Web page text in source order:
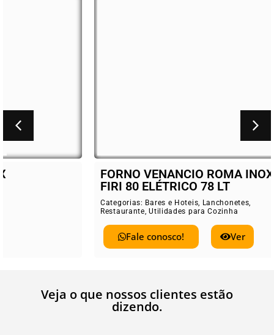
FORNO VENANCIO ROMA INOX
FIRI 80 ELÉTRICO 78 LT
Bares e Hoteis,Lanchonetes,
Utilidades para Cozinha
Ver
Veja o que nossos clientes estão
dizendo.